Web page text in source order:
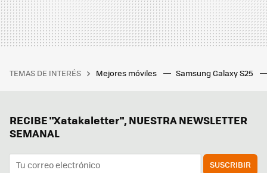
TEMAS DE INTERÉS Mejores móviles Samsung Galaxy S25
RECIBE "Xatakaletter", NUESTRA NEWSLETTER
SEMANAL
SUSCRIBIR